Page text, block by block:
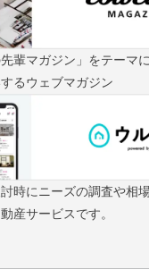
先輩マガジン」をテーマ
るウェブマガジン
時にニーズの調査や相
産サービスです。